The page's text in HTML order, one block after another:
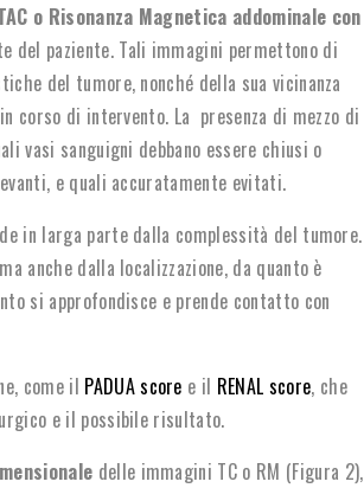
o Risonanza Magnetica addominale con
del paziente. Tali immagini permettono di
del tumore, nonché della sua vicinanza
di intervento. La presenza di mezzo di
vasi sanguigni debbano essere chiusi o
e quali accuratamente evitati.
in larga parte dalla complessità del tumore.
anche dalla localizzazione, da quanto è
si approfondisce e prende contatto con
come il PADUA score e il RENAL score, che
e il possibile risultato.
delle immagini TC o RM (Figura 2),